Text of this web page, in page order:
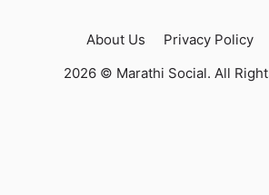
About Us Privacy Policy
2026 © Marathi Social. All